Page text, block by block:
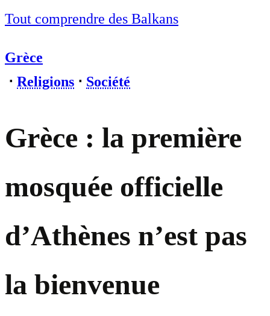
Tout comprendre des Balkans
Grèce
⋅ Religions ⋅ Société
Grèce : la première
mosquée officielle
d’Athènes n’est pas
la bienvenue